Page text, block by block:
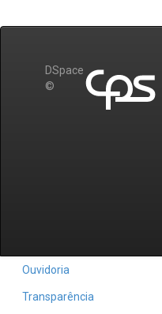
DSpace
©
Ouvidoria
Transparência